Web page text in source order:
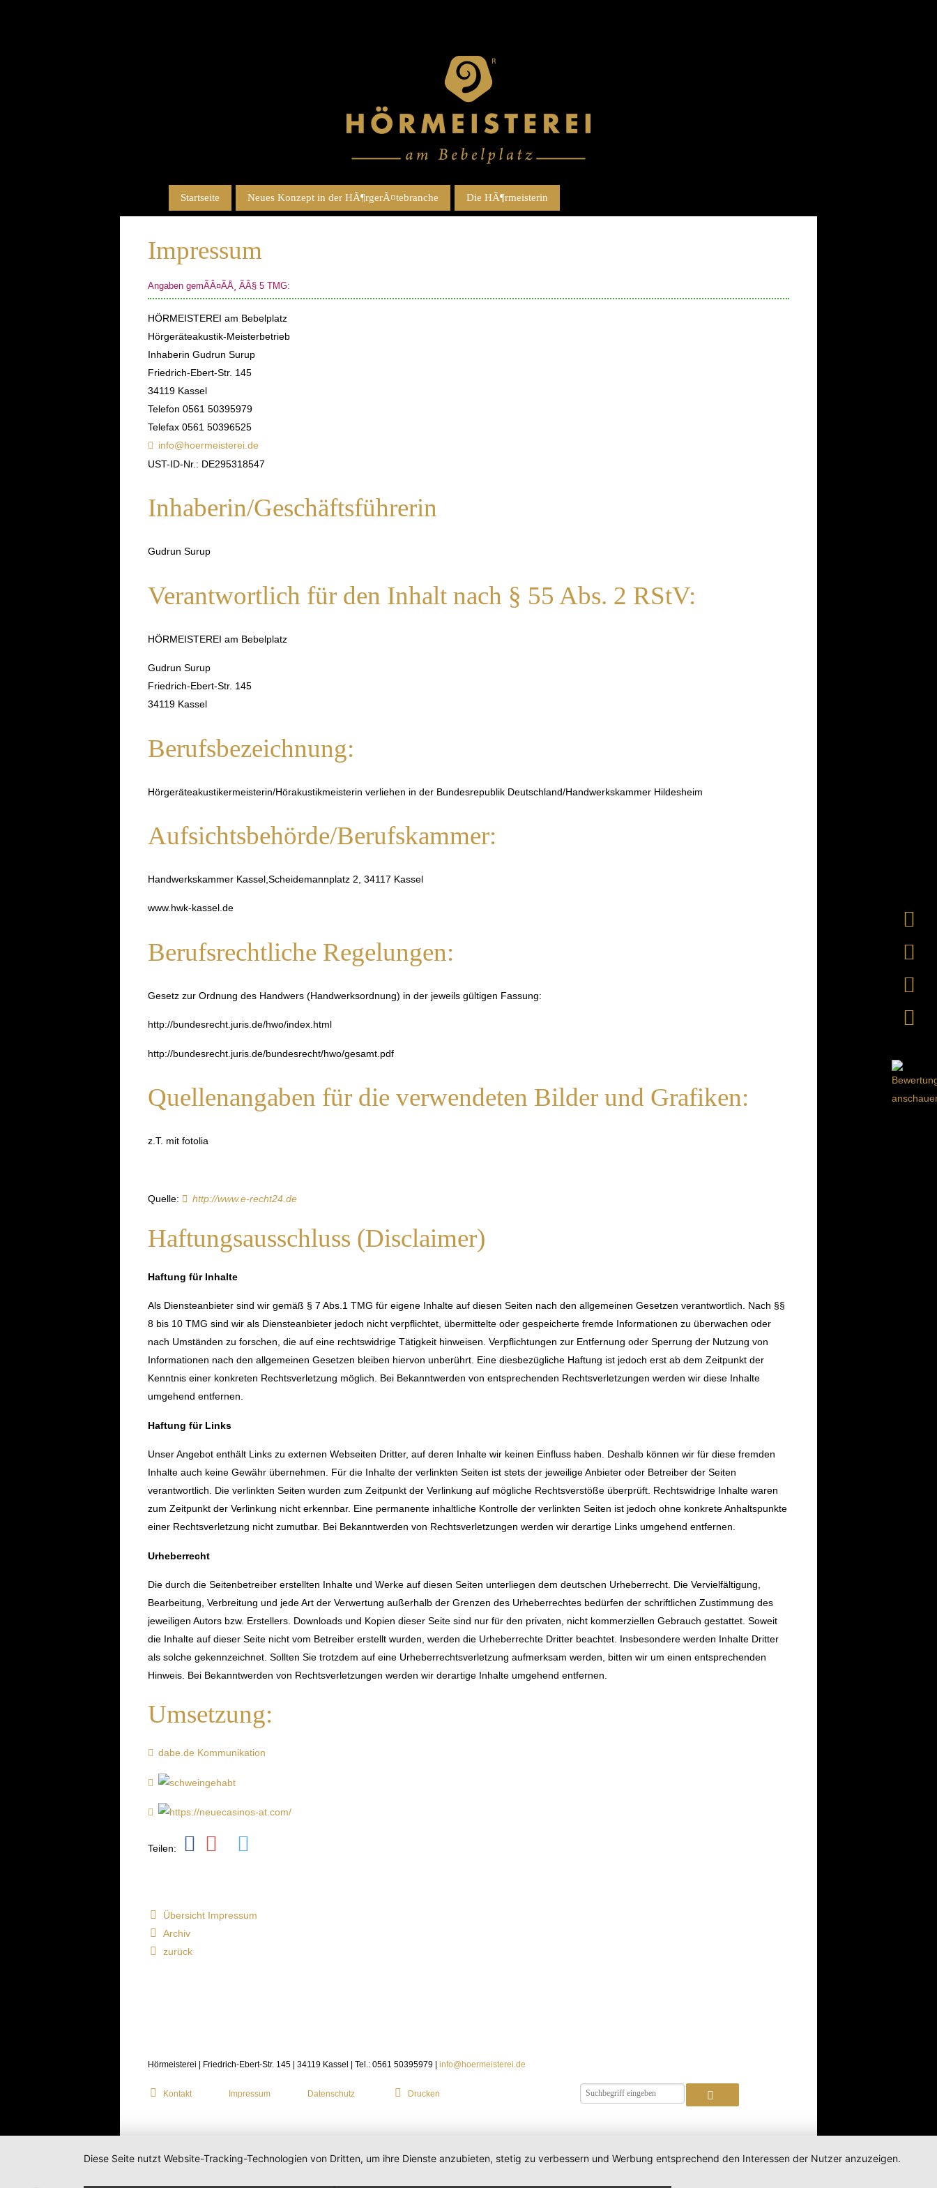
Startseite Neues Konzept in der HÃ¶rgerÃ¤tebranche Die HÃ¶rmeisterin
Impressum
Angaben gemÃÂ¤ÃÅ¸ ÃÂ§ 5 TMG:
HÖRMEISTEREI am Bebelplatz
Hörgeräteakustik-Meisterbetrieb
Inhaberin Gudrun Surup
Friedrich-Ebert-Str. 145
34119 Kassel
Telefon 0561 50395979
Telefax 0561 50396525
info@hoermeisterei.de
UST-ID-Nr.: DE295318547
Inhaberin/Geschäftsführerin
Gudrun Surup
Verantwortlich für den Inhalt nach § 55 Abs. 2 RStV:
HÖRMEISTEREI am Bebelplatz
Gudrun Surup
Friedrich-Ebert-Str. 145
34119 Kassel
Berufsbezeichnung:
Hörgeräteakustikermeisterin/Hörakustikmeisterin verliehen in der Bundesrepublik Deutschland/Handwerkskammer Hildesheim
Aufsichtsbehörde/Berufskammer:
Handwerkskammer Kassel,Scheidemannplatz 2, 34117 Kassel
www.hwk-kassel.de
Berufsrechtliche Regelungen:
Gesetz zur Ordnung des Handwers (Handwerksordnung) in der jeweils gültigen Fassung:
http://bundesrecht.juris.de/hwo/index.html
http://bundesrecht.juris.de/bundesrecht/hwo/gesamt.pdf
Quellenangaben für die verwendeten Bilder und Grafiken:
z.T. mit fotolia
Quelle: http://www.e-recht24.de
Haftungsausschluss (Disclaimer)
Haftung für Inhalte
Als Diensteanbieter sind wir gemäß § 7 Abs.1 TMG für eigene Inhalte auf diesen Seiten nach den allgemeinen Gesetzen verantwortlich. Nach §§
8 bis 10 TMG sind wir als Diensteanbieter jedoch nicht verpflichtet, übermittelte oder gespeicherte fremde Informationen zu überwachen oder
nach Umständen zu forschen, die auf eine rechtswidrige Tätigkeit hinweisen. Verpflichtungen zur Entfernung oder Sperrung der Nutzung von
Informationen nach den allgemeinen Gesetzen bleiben hiervon unberührt. Eine diesbezügliche Haftung ist jedoch erst ab dem Zeitpunkt der
Kenntnis einer konkreten Rechtsverletzung möglich. Bei Bekanntwerden von entsprechenden Rechtsverletzungen werden wir diese Inhalte
umgehend entfernen.
Haftung für Links
Unser Angebot enthält Links zu externen Webseiten Dritter, auf deren Inhalte wir keinen Einfluss haben. Deshalb können wir für diese fremden
Inhalte auch keine Gewähr übernehmen. Für die Inhalte der verlinkten Seiten ist stets der jeweilige Anbieter oder Betreiber der Seiten
verantwortlich. Die verlinkten Seiten wurden zum Zeitpunkt der Verlinkung auf mögliche Rechtsverstöße überprüft. Rechtswidrige Inhalte waren
zum Zeitpunkt der Verlinkung nicht erkennbar. Eine permanente inhaltliche Kontrolle der verlinkten Seiten ist jedoch ohne konkrete Anhaltspunkte
einer Rechtsverletzung nicht zumutbar. Bei Bekanntwerden von Rechtsverletzungen werden wir derartige Links umgehend entfernen.
Urheberrecht
Die durch die Seitenbetreiber erstellten Inhalte und Werke auf diesen Seiten unterliegen dem deutschen Urheberrecht. Die Vervielfältigung,
Bearbeitung, Verbreitung und jede Art der Verwertung außerhalb der Grenzen des Urheberrechtes bedürfen der schriftlichen Zustimmung des
jeweiligen Autors bzw. Erstellers. Downloads und Kopien dieser Seite sind nur für den privaten, nicht kommerziellen Gebrauch gestattet. Soweit
die Inhalte auf dieser Seite nicht vom Betreiber erstellt wurden, werden die Urheberrechte Dritter beachtet. Insbesondere werden Inhalte Dritter
als solche gekennzeichnet. Sollten Sie trotzdem auf eine Urheberrechtsverletzung aufmerksam werden, bitten wir um einen entsprechenden
Hinweis. Bei Bekanntwerden von Rechtsverletzungen werden wir derartige Inhalte umgehend entfernen.
Umsetzung:
dabe.de Kommunikation
Teilen:
Übersicht Impressum
Archiv
zurück
Hörmeisterei | Friedrich-Ebert-Str. 145 | 34119 Kassel | Tel.: 0561 50395979 | info@hoermeisterei.de
Kontakt Impressum Datenschutz Drucken
Diese Seite nutzt Website-Tracking-Technologien von Dritten, um ihre Dienste anzubieten, stetig zu verbessern und Werbung entsprechend den Interessen der Nutzer anzuzeigen.